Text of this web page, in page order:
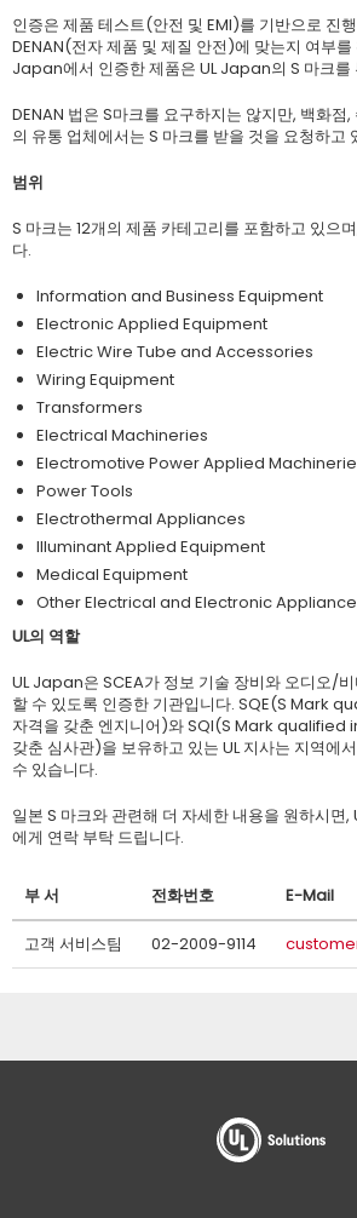
인증은 제품 테스트(안전 및 EMI)를 기반으로 진
DENAN(전자 제품 및 제질 안전)에 맞는지 여부를
Japan에서 인증한 제품은 UL Japan의 S 마크를
DENAN 법은 S마크를 요구하지는 않지만, 백화점
의 유통 업체에서는 S 마크를 받을 것을 요청하고
범위
S 마크는 12개의 제품 카테고리를 포함하고 있으
다.
Information and Business Equipment
Electronic Applied Equipment
Electric Wire Tube and Accessories
Wiring Equipment
Transformers
Electrical Machineries
Electromotive Power Applied
Power Tools
Electrothermal Appliances
Illuminant Applied Equipment
Medical Equipment
Other Electrical and Electronic
UL의 역할
UL Japan은 SCEA가 정보 기술 장비와 오디오/
할 수 있도록 인증한 기관입니다. SQE(S Mark
자격을 갖춘 엔지니어)와 SQI(S Mark qualified
갖춘 심사관)을 보유하고 있는 UL 지사는 지역에
수 있습니다.
일본 S 마크와 관련해 더 자세한 내용을 원하시면,
에게 연락 부탁 드립니다.
부 서 전화번호 E-Mail
고객 서비스팀 02-2009-9114